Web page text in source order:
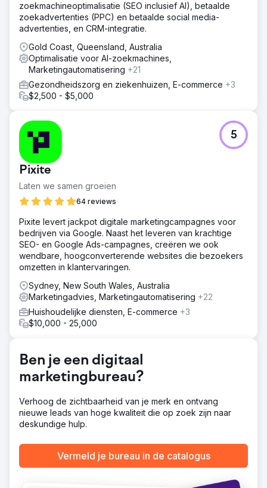
zoekmachineoptimalisatie (SEO inclusief AI), betaalde
zoekadvertenties (PPC) en betaalde social media-
advertenties, en CRM-integratie.
Gold Coast, Queensland, Australia
Optimalisatie voor AI-zoekmachines,
Marketingautomatisering +21
Gezondheidszorg en ziekenhuizen, E-commerce +3
$2,500 - $5,000
Pixite
Laten we samen groeien
64 reviews
5
Pixite levert jackpot digitale marketingcampagnes voor
bedrijven via Google. Naast het leveren van krachtige
SEO- en Google Ads-campagnes, creëren we ook
wendbare, hoogconverterende websites die bezoekers
omzetten in klantervaringen.
Sydney, New South Wales, Australia
Marketingadvies, Marketingautomatisering +22
Huishoudelijke diensten, E-commerce +3
$10,000 - 25,000
Ben je een digitaal
marketingbureau?
Verhoog de zichtbaarheid van je merk en ontvang
nieuwe leads van hoge kwaliteit die op zoek zijn naar
deskundige hulp.
Vermeld je bureau in de catalogus